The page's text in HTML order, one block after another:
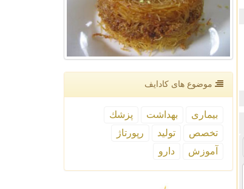
موضوع های كادایف
بیماری بهداشت
پزشك
تخصص
تولید
رپورتاژ
آموزش
دارو